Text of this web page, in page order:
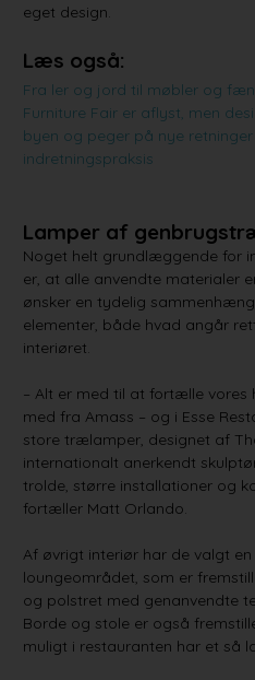
eget design.
Læs også:
Fra ler og jord til møbler og
Furniture Fair er aflyst, men
byen og peger på nye
indretningspraksis
Lamper af
Noget helt grundlæggende for
er, at alle anvendte materialer
ønsker en tydelig
elementer, både hvad angår
interiøret.
– Alt er med til at fortælle vores
med fra Amass – og i Esse
store trælamper, designet af
internationalt anerkendt
trolde, større installationer og
fortæller Matt Orlando.
Af øvrigt interiør har de valgt
loungeområdet, som er
og polstret med genanvendte
Borde og stole er også
muligt i restauranten har et så